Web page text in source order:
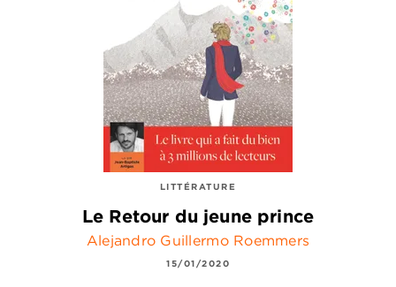
LITTÉRATURE
Le Retour du jeune prince
Alejandro Guillermo Roemmers
15/01/2020